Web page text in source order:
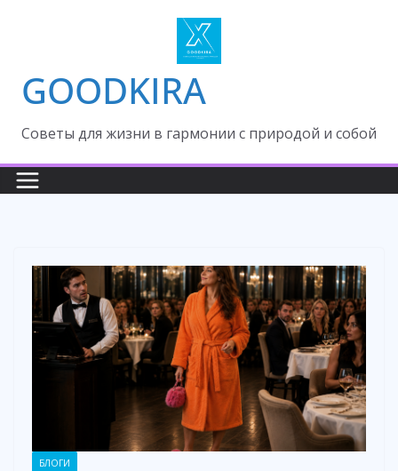
GOODKIRA
Cоветы для жизни в гармонии с природой и собой
БЛОГИ